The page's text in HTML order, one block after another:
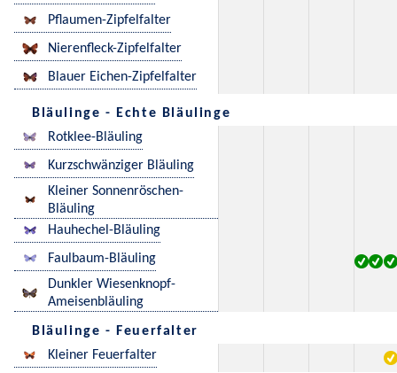
Pflaumen-Zipfelfalter
Nierenfleck-Zipfelfalter
Blauer Eichen-Zipfelfalter
Bläulinge - Echte Bläulinge
Rotklee-Bläuling
Kurzschwänziger Bläuling
Kleiner Sonnenröschen-
Bläuling
Hauhechel-Bläuling
Faulbaum-Bläuling
Dunkler Wiesenknopf-
Ameisenbläuling
Bläulinge - Feuerfalter
Kleiner Feuerfalter